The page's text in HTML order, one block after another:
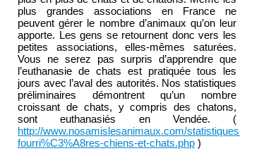
plus grandes associations en France ne
peuvent gérer le nombre d’animaux qu’on leur
apporte. Les gens se retournent donc vers les
petites associations, elles-mêmes saturées.
Vous ne serez pas surpris d’apprendre que
l’euthanasie de chats est pratiquée tous les
jours avec l’aval des autorités. Nos statistiques
préliminaires démontrent qu’un nombre
croissant de chats, y compris des chatons,
sont euthanasiés en Vendée. (
http://www.nosamislesanimaux.com/statistiques-
fourri%C3%A8res-chiens-et-chats.php )